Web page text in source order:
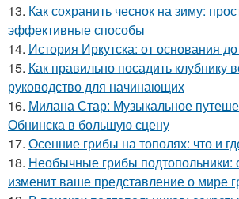
13. Как сохранить чеснок на зиму:
эффективные способы
14. История Иркутска: от основания
15. Как правильно посадить клубнику
руководство для начинающих
16. Милана Стар: Музыкальное
Обнинска в большую сцену
17. Осенние грибы на тополях: что и
18. Необычные грибы подтопольники:
изменит ваше представление о мире